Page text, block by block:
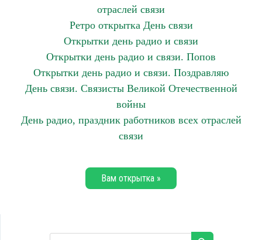
отраслей связи
Ретро открытка День связи
Открытки день радио и связи
Открытки день радио и связи. Попов
Открытки день радио и связи. Поздравляю
День связи. Связисты Великой Отечественной
войны
День радио, праздник работников всех отраслей
связи
Вам открытка »